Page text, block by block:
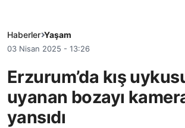
Haberler Yaşam
03 Nisan 2025 - 13:26
Erzurum’da kış
uyanan bozayı
yansıdı